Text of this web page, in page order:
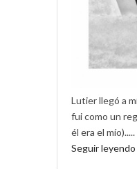
Lutier llegó a
fui como un
él era el mío).....
Seguir leyendo